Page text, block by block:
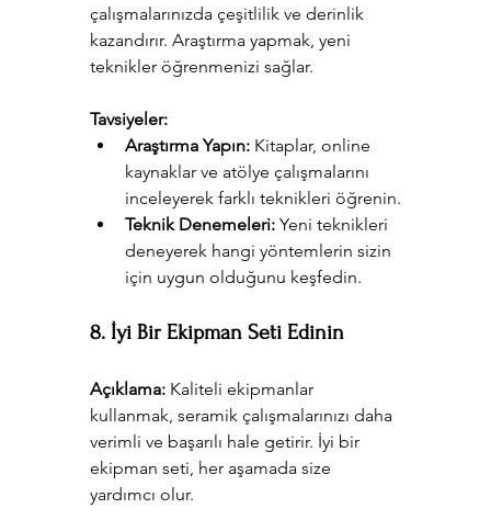
çalışmalarınızda çeşitlilik ve derinlik
kazandırır. Araştırma yapmak, yeni
teknikler öğrenmenizi sağlar.
Tavsiyeler:
Araştırma Yapın: Kitaplar, online
kaynaklar ve atölye çalışmalarını
inceleyerek farklı teknikleri öğrenin.
Teknik Denemeleri: Yeni teknikleri
deneyerek hangi yöntemlerin sizin
için uygun olduğunu keşfedin.
8. İyi Bir Ekipman Seti Edinin
Açıklama: Kaliteli ekipmanlar
kullanmak, seramik çalışmalarınızı daha
verimli ve başarılı hale getirir. İyi bir
ekipman seti, her aşamada size
yardımcı olur.